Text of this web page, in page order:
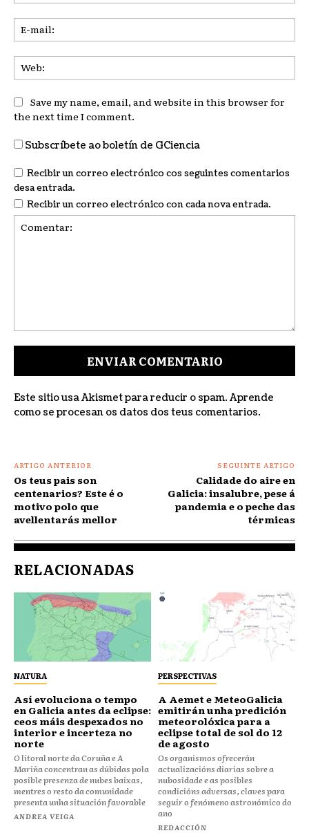
Save my name, email, and website in this browser for
the next time I comment.
Subscríbete ao boletín de GCiencia
Recibir un correo electrónico cos seguintes comentarios
desa entrada.
Recibir un correo electrónico con cada nova entrada.
Este sitio usa Akismet para reducir o spam. Aprende
como se procesan os datos dos teus comentarios.
ARTIGO ANTERIOR
Os teus pais son
centenarios? Este é o
motivo polo que
avellentarás mellor
SEGUINTE ARTIGO
Calidade do aire en
Galicia: insalubre, pese á
pandemia e o peche das
térmicas
RELACIONADAS
NATURA
Así evoluciona o tempo
en Galicia antes da eclipse:
ceos máis despexados no
interior e incerteza no
norte
O litoral norte da Coruña e A
Mariña concentran as dúbidas pola
posible presenza de nubes baixas,
mentres o resto da comunidade
presenta unha situación favorable
ANDREA VEIGA
PERSPECTIVAS
A Aemet e MeteoGalicia
emitirán unha predición
meteorolóxica para a
eclipse total de sol do 12
de agosto
Os organismos ofrecerán
actualizacións diarias sobre a
nubosidade e as posibles
condicións adversas, claves para
seguir o fenómeno astronómico do
ano
REDACCIÓN